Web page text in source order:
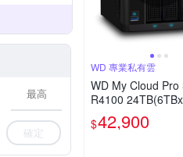
確定
WD 專業私有雲
WD My Cloud Pro
R4100
雲端儲存系統
$42,900